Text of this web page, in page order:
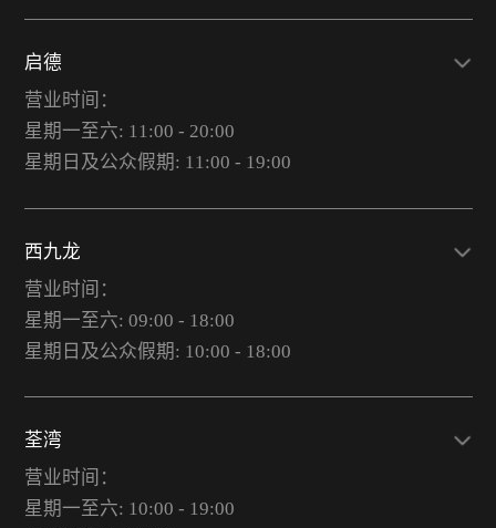
启德
营业时间：
星期一至六: 11:00 - 20:00
星期日及公众假期: 11:00 - 19:00
西九龙
营业时间：
星期一至六: 09:00 - 18:00
星期日及公众假期: 10:00 - 18:00
荃湾
营业时间：
星期一至六: 10:00 - 19:00